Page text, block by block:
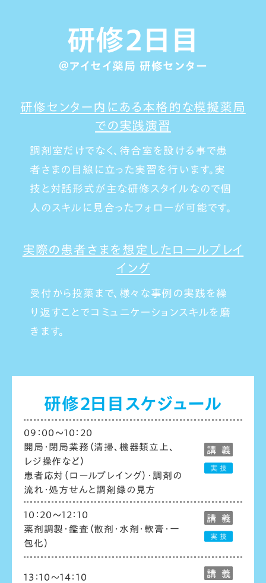
研修２日目
＠アイセイ薬局 研修センター
研修センター内にある本格的な模擬薬局
での実践演習
調剤室だけでなく、待合室を設ける事で患
者さまの目線に立った実習を行います。 実
技と対話形式が主な研修スタイルなので個
人のスキルに見合ったフォローが可能です。
実際の患者さまを想定したロールプレイ
イング
受付から投薬まで、様々な事例の実践を繰
り返すことで コミュニケーションスキルを磨
きます。
研修２日目スケジュール
09：00～10：20
開局・閉局業務（清掃、機器類立上、
レジ操作など）
患者応対（ロールプレイング）・調剤の
流れ・ 処方せんと調剤録の見方
10：20～12：10
薬剤調製・鑑査（散剤・水剤・軟膏・一
包化）
13：10～14：10